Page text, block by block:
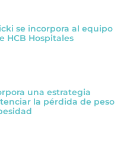
se incorpora al equipo
HCB Hospitales
una estrategia
la pérdida de peso